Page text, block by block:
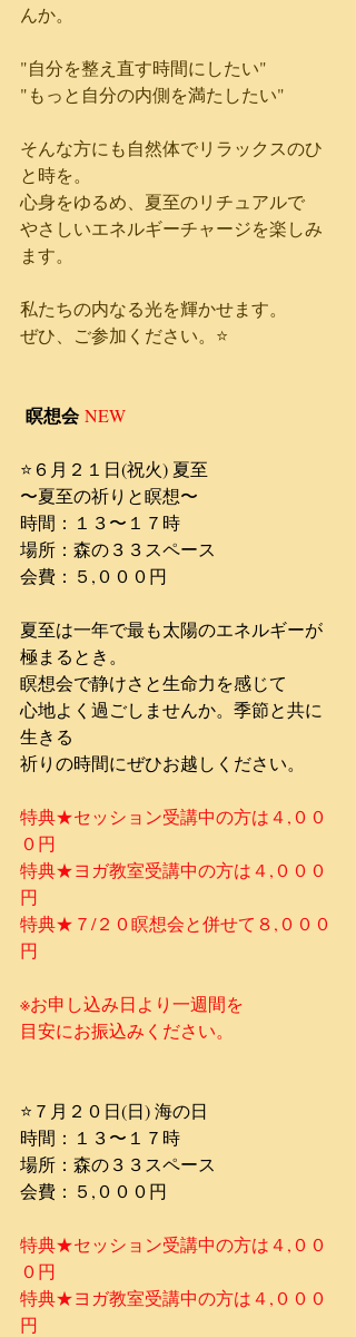
んか。
"自分を整え直す時間にしたい"
"もっと自分の内側を満たしたい"
そんな方にも自然体でリラックスのひ
と時を。
心身をゆるめ、夏至のリチュアルで
やさしいエネルギーチャージを楽しみ
ます。
私たちの内なる光を輝かせます。
ぜひ、ご参加ください。⭐️
瞑想会 NEW
⭐️６月２１日(祝火) ​夏至
​〜夏至の祈りと瞑想〜
時間：１３〜１７時
場所：森の３３スペース
​会費：５,０００円​​
夏至は一年で最も太陽のエネルギーが
極まるとき。
瞑想会で静けさと生命力を感じて
心地よく過ごしませんか。季節と共に
生きる
祈りの時間にぜひお越しください。
​​​特典★セッション受講中の方は４,００
０円​​​
特典★ヨガ教室受講中の方は４,０００
円
特典★７/２０瞑想会と併せて８,０００
円
※お申し込み日より一週間を
目安にお振込みください。
⭐️７月２０日(日) 海の日
時間：１３〜１７時
場所：森の３３スペース
​会費：５,０００円​​
​​​特典★セッション受講中の方は４,００
０円​​​
特典★ヨガ教室受講中の方は４,０００
円